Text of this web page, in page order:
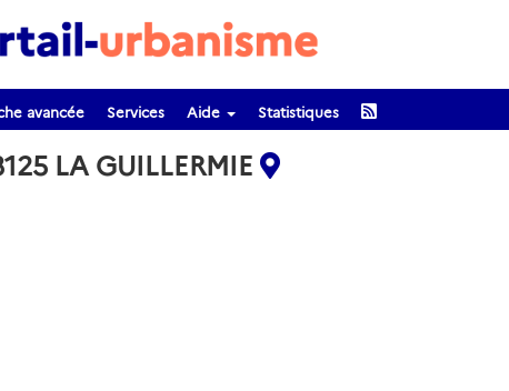
avancée Services Aide Statistiques
LA GUILLERMIE